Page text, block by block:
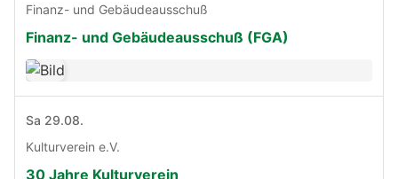
Finanz- und Gebäudeausschuß
Finanz- und Gebäudeausschuß (FGA)
Sa 29.08.
Kulturverein e.V.
30 Jahre Kulturverein